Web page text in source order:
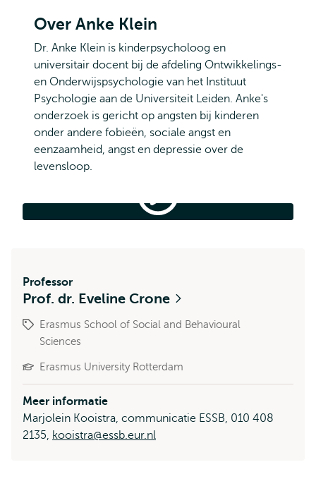
Over Anke Klein
Dr. Anke Klein is kinderpsycholoog en
universitair docent bij de afdeling Ontwikkelings-
en Onderwijspsychologie van het Instituut
Psychologie aan de Universiteit Leiden. Anke's
onderzoek is gericht op angsten bij kinderen
onder andere fobieën, sociale angst en
eenzaamheid, angst en depressie over de
levensloop.
help
je
Professor
Prof. dr. Eveline Crone
Erasmus School of Social and Behavioural
Sciences
Erasmus University Rotterdam
Meer informatie
Marjolein Kooistra, communicatie ESSB, 010 408
2135, kooistra@essb.eur.nl